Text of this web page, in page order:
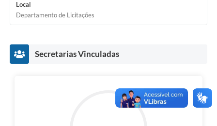
Local
Departamento de Licitações
Secretarias Vinculadas